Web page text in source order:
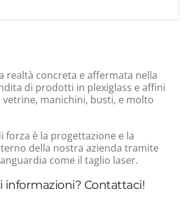
informazioni? Contattaci!
realtà concreta e affermata nella
di prodotti in plexiglass e affini
manichini, busti, e molto
forza è la progettazione e la
della nostra azienda tramite
come il taglio laser.